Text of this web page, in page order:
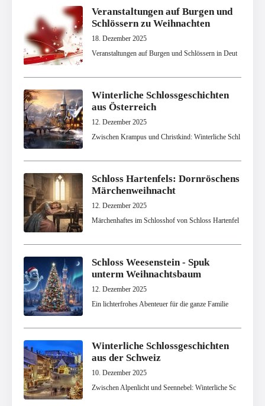
Veranstaltungen auf Burgen und
Schlössern zu Weihnachten
18. Dezember 2025
Veranstaltungen auf Burgen und Schlössern in Deut
Winterliche Schlossgeschichten
aus Österreich
12. Dezember 2025
Zwischen Krampus und Christkind: Winterliche Schl
Schloss Hartenfels: Dornröschens
Märchenweihnacht
12. Dezember 2025
Märchenhaftes im Schlosshof von Schloss Hartenfel
Schloss Weesenstein - Spuk
unterm Weihnachtsbaum
12. Dezember 2025
Ein lichterfrohes Abenteuer für die ganze Familie
Winterliche Schlossgeschichten
aus der Schweiz
10. Dezember 2025
Zwischen Alpenlicht und Seennebel: Winterliche Sc